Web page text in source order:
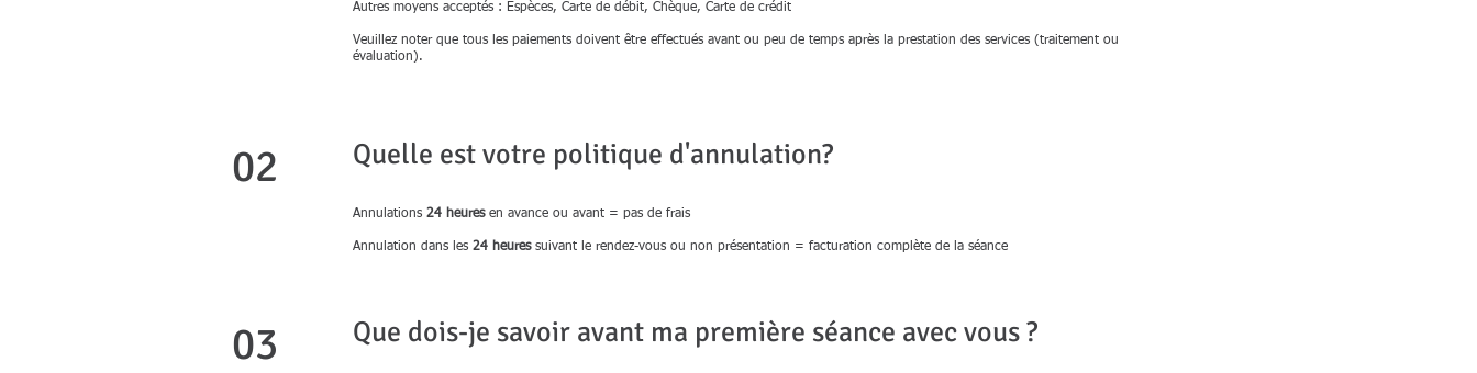
Autres moyens acceptés : Espèces, Carte de débit, Chèque, Carte de crédit
Veuillez noter que tous les paiements doivent être effectués avant ou peu de temps après la prestation des services (traitement ou
évaluation).
02 Quelle est votre politique d'annulation?
Annulations 24 heuresen avance ou avant = pas de frais
Annulation dans les 24 heuressuivant le rendez-vous ou non présentation = facturation complète de la séance
03 Que dois-je savoir avant ma première séance avec vous ?